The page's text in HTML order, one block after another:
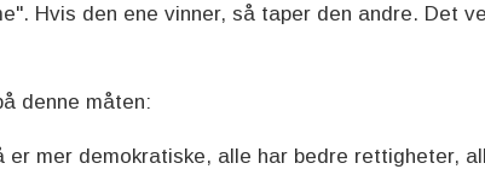
Hvis den ene vinner, så taper den andre. Det
denne måten:
mer demokratiske, alle har bedre rettigheter,